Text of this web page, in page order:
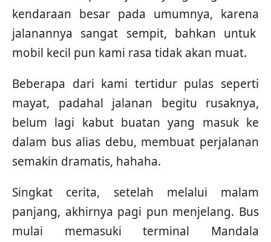
kendaraan besar pada umumnya, karena
jalanannya sangat sempit, bahkan untuk
mobil kecil pun kami rasa tidak akan muat.
Beberapa dari kami tertidur pulas seperti
mayat, padahal jalanan begitu rusaknya,
belum lagi kabut buatan yang masuk ke
dalam bus alias debu, membuat perjalanan
semakin dramatis, hahaha.
Singkat cerita, setelah melalui malam
panjang, akhirnya pagi pun menjelang. Bus
mulai memasuki terminal Mandala